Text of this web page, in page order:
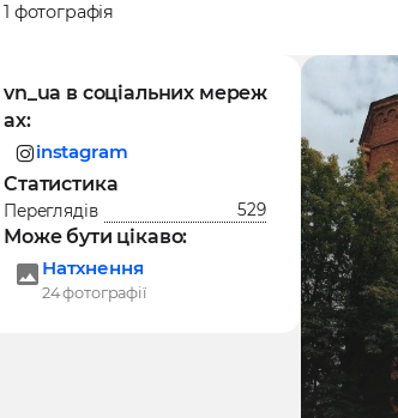
1 фотографія
vn_ua в соціальних мереж
ах:
instagram
Статистика
Переглядів 529
Може бути цікаво:
Натхнення
24 фотографії